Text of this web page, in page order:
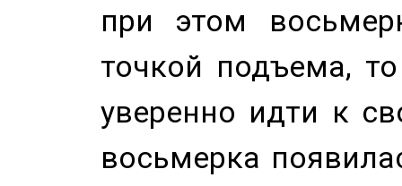
при этом
точкой подъема,
уверенно идти к
восьмерка